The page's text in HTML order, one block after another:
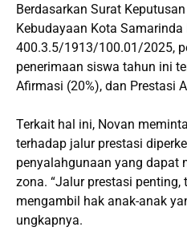
Berdasarkan Surat
Kebudayaan Kota Samarinda
400.3.5/1913/100.01/2025,
penerimaan siswa tahun ini
Afirmasi (20%), dan Prestasi
Terkait hal ini, Novan
terhadap jalur prestasi
penyalahgunaan yang dapat
zona. “Jalur prestasi
mengambil hak anak-anak
ungkapnya.